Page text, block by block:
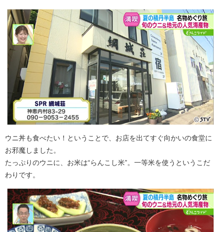
ウニ丼も食べたい！ということで、お店を出てすぐ向かいの食堂に
お邪魔しました。
たっぷりのウニに、お米は“らんこし米”。一等米を使うというこだ
わりです。